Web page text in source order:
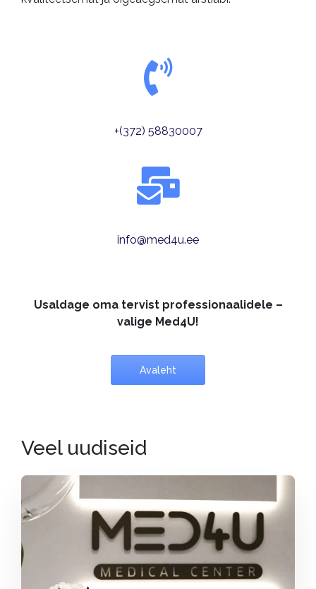
+(372) 58830007
info@med4u.ee
Usaldage oma tervist professionaalidele –
valige Med4U!
Avaleht
Veel uudiseid